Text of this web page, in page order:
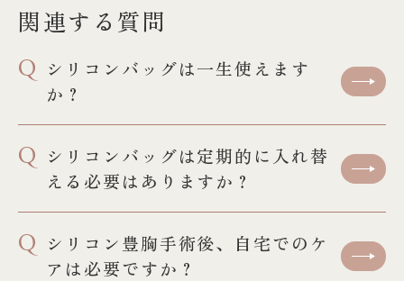
関連する質問
Q シリコンバッグは一生使えます
か？
Q シリコンバッグは定期的に入れ替
える必要はありますか？
Q シリコン豊胸手術後、自宅でのケ
アは必要ですか？